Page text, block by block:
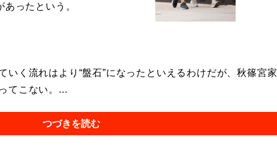
あったという。
く流れはより“盤石”になったといえるわけだが、秋篠宮家
てこない。...
つづきを読む